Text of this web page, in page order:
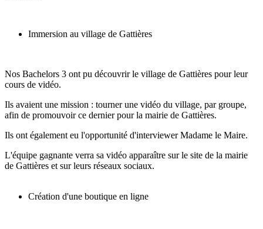
Immersion au village de Gattières
Nos Bachelors 3 ont pu découvrir le village de Gattières pour leur
cours de vidéo.
Ils avaient une mission : tourner une vidéo du village, par groupe,
afin de promouvoir ce dernier pour la mairie de Gattières.
Ils ont également eu l'opportunité d'interviewer Madame le Maire.
L'équipe gagnante verra sa vidéo apparaître sur le site de la mairie
de Gattières et sur leurs réseaux sociaux.
Création d'une boutique en ligne